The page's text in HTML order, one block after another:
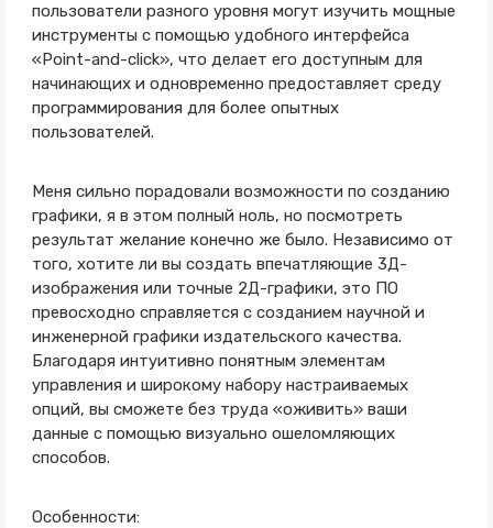
пользователи разного уровня могут изучить мощные
инструменты с помощью удобного интерфейса
«Point-and-click», что делает его доступным для
начинающих и одновременно предоставляет среду
программирования для более опытных
пользователей.
Меня сильно порадовали возможности по созданию
графики, я в этом полный ноль, но посмотреть
результат желание конечно же было. Независимо от
того, хотите ли вы создать впечатляющие 3Д-
изображения или точные 2Д-графики, это ПО
превосходно справляется с созданием научной и
инженерной графики издательского качества.
Благодаря интуитивно понятным элементам
управления и широкому набору настраиваемых
опций, вы сможете без труда «оживить» ваши
данные с помощью визуально ошеломляющих
способов.
Особенности: